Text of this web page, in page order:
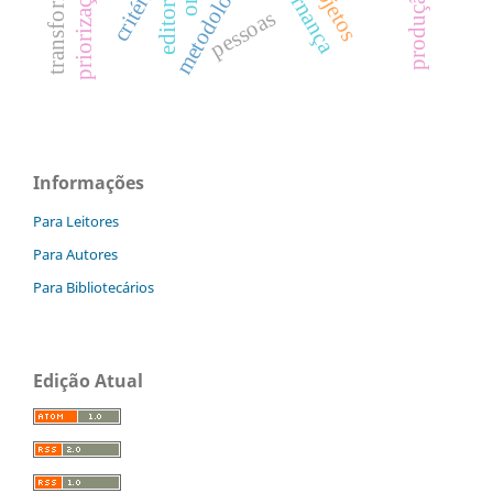
editoria pessoas
Informações
Para Leitores
Para Autores
Para Bibliotecários
Edição Atual